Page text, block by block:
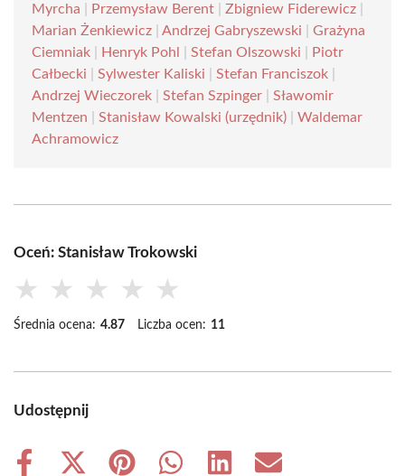
Myrcha
Przemysław Berent Zbigniew Fiderewicz
Marian Żenkiewicz
Andrzej Gabryszewski
Grażyna
Ciemniak
Henryk Pohl Stefan Olszowski
Piotr
Całbecki
Sylwester Kaliski Stefan Franciszok
Andrzej Wieczorek
Stefan Szpinger
Sławomir
Mentzen
Stanisław Kowalski (urzędnik)
Waldemar
Achramowicz
Oceń: Stanisław Trokowski
★ ★ ★ ★ ★
Średnia ocena: 4.87 Liczba ocen: 11
Udostępnij
Share
Share
Share
Share
Share
Share